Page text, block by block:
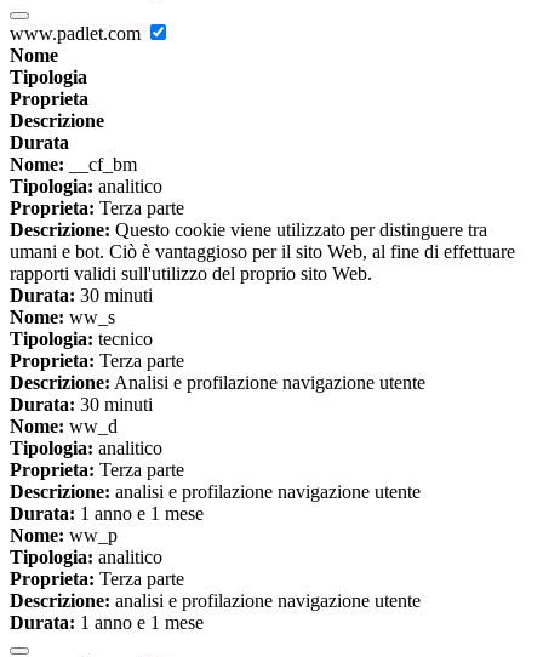
www.padlet.com
Nome
Tipologia
Proprieta
Descrizione
Durata
Nome: __cf_bm
Tipologia: analitico
Proprieta: Terza parte
Descrizione: Questo cookie viene utilizzato per distinguere tra
umani e bot. Ciò è vantaggioso per il sito Web, al fine di effettuare
rapporti validi sull'utilizzo del proprio sito Web.
Durata: 30 minuti
Nome: ww_s
Tipologia: tecnico
Proprieta: Terza parte
Descrizione: Analisi e profilazione navigazione utente
Durata: 30 minuti
Nome: ww_d
Tipologia: analitico
Proprieta: Terza parte
Descrizione: analisi e profilazione navigazione utente
Durata: 1 anno e 1 mese
Nome: ww_p
Tipologia: analitico
Proprieta: Terza parte
Descrizione: analisi e profilazione navigazione utente
Durata: 1 anno e 1 mese